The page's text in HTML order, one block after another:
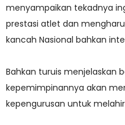
menyampaikan tekadnya
prestasi atlet dan
kancah Nasional bahkan
Bahkan turuis menjelaskan
kepemimpinannya akan
kepengurusan untuk